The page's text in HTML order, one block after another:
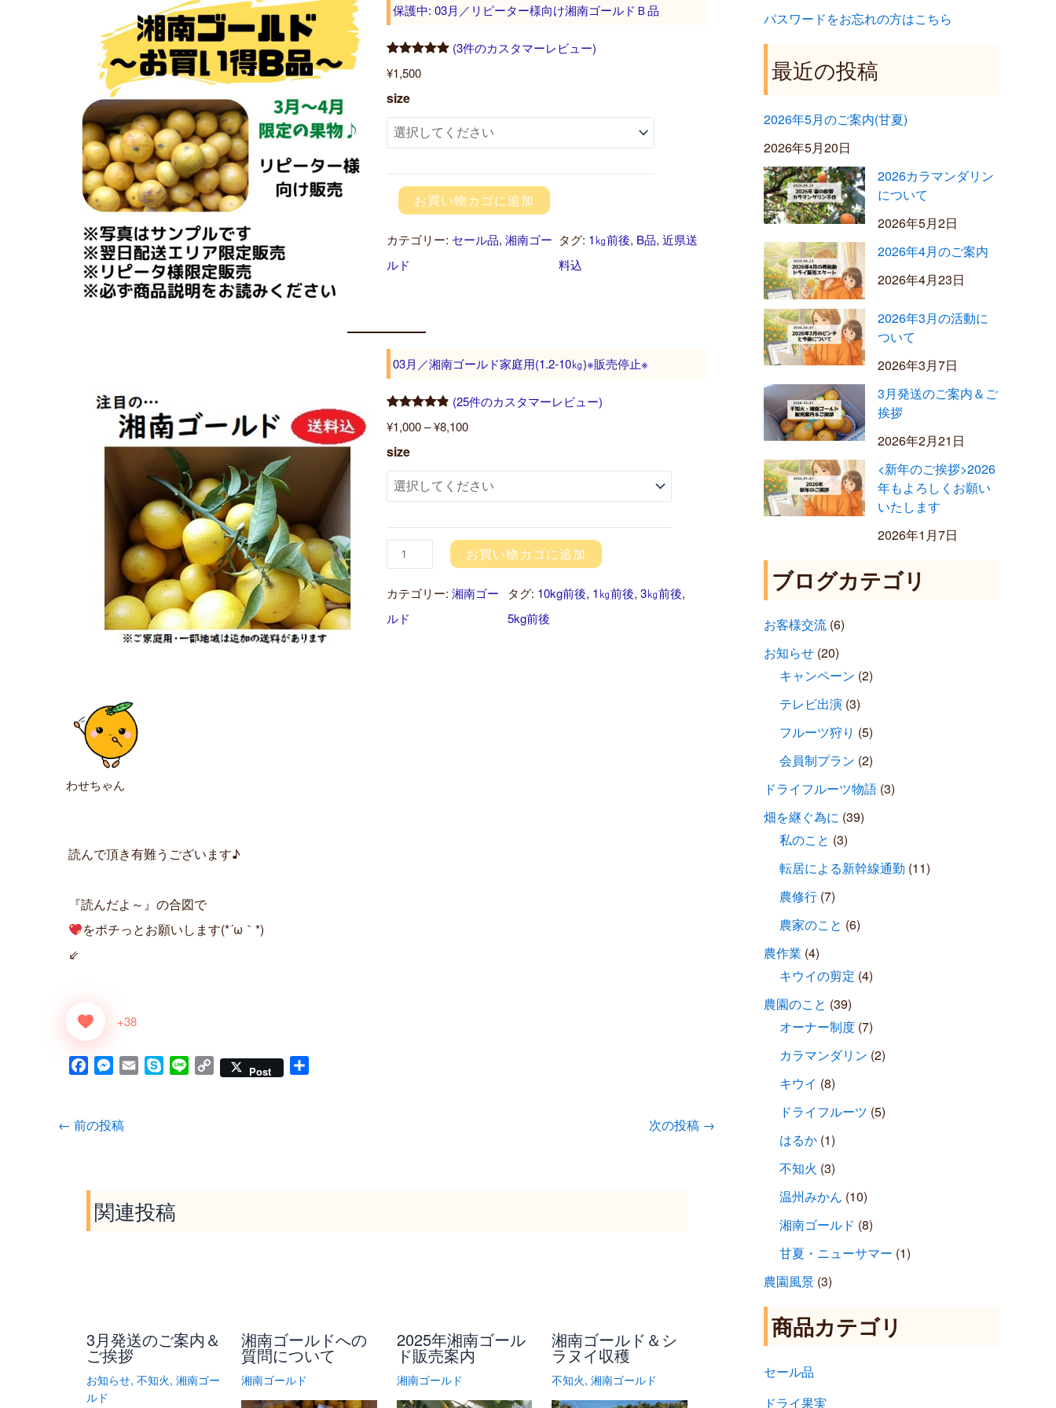
保護中: 03月／リピーター様向け湘南ゴールドＢ品
評価に基づ
く5段階評
価のうち、
5.00点
(3件のカスタマーレビュー)
¥1,500
size
0
3
月
／
ー
タ
向
け
湘
南
ゴ
ー
ル
ド
品
個
お買い物カゴに追加
カテゴリー: セール品, 湘南ゴー
ルド
タグ: 1㎏前後, B品, 近県送
料込
03月／湘南ゴールド家庭用(1.2-10㎏)※販売停止※
評価に基づ
く5段階評
価のうち、
4.88点
(25件のカスタマーレビュー)
¥1,000–¥8,100
size
0
3
月
／
ゴ
ー
お買い物カゴに追加
カテゴリー: 湘南ゴー
ルド
タグ: 10kg前後, 1㎏前後, 3㎏前後
5kg前後
わせちゃん
読んで頂き有難うございます♪
『読んだよ～』の合図で
をポチっとお願いします(*´ω｀*)
⇙
+38
e
M
s
r
C
Post
← 前の投稿 次の投稿 →
関連投稿
3月発送のご案内＆
ご挨拶
お知らせ, 不知火, 湘南ゴー
ルド
湘南ゴールドへの
質問について
湘南ゴールド
2025年湘南ゴール
ド販売案内
湘南ゴールド
湘南ゴールド＆シ
ラヌイ収穫
不知火, 湘南ゴールド
パスワードをお忘れの方はこちら
最近の投稿
2026年5月のご案内(甘夏)
2026年5月20日
2026カラマンダリン
について
2026年5月2日
2026年4月のご案内
2026年4月23日
2026年3月の活動に
ついて
2026年3月7日
3月発送のご案内＆ご
挨拶
2026年2月21日
<新年のご挨拶>2026
年もよろしくお願い
いたします
2026年1月7日
ブログカテゴリ
お客様交流 (6)
お知らせ (20)
キャンペーン (2)
テレビ出演 (3)
フルーツ狩り (5)
会員制プラン (2)
ドライフルーツ物語 (3)
畑を継ぐ為に (39)
私のこと (3)
転居による新幹線通勤 (11)
農修行 (7)
農家のこと (6)
農作業 (4)
キウイの剪定 (4)
農園のこと (39)
オーナー制度 (7)
カラマンダリン (2)
キウイ (8)
ドライフルーツ (5)
はるか (1)
不知火 (3)
温州みかん (10)
湘南ゴールド (8)
甘夏・ニューサマー (1)
農園風景 (3)
商品カテゴリ
セール品
ドライ果実